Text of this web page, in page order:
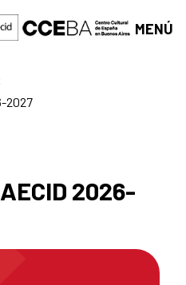
MENÚ
2027
2026-